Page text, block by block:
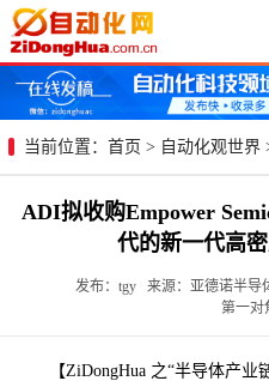
当前位置： 首页 > 自动化观世界
ADI拟收购Empower
代的新一代高
发布：tgy 来源：亚德诺半导
第一对
【ZiDongHua 之“半导体产业